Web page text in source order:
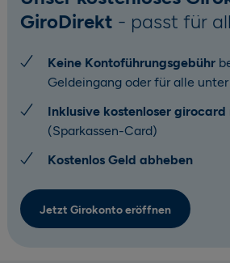
GiroDirekt - passt für
Keine Kontoführungsgebühr
Geldeingang oder für alle
Inklusive kostenloser girocard
(Sparkassen-Card)
Kostenlos Geld abheben
Jetzt Girokonto eröffnen